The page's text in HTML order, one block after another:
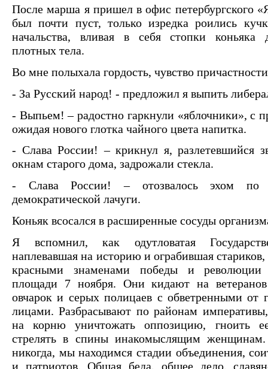
После марша я пришел в офис петербургского
был почти пуст, только изредка роились
начальства, вливая в себя стопки коньяка
плотных тела.
Во мне полыхала гордость, чувство
- За Русский народ! - предложил я выпить
- Выпьем! – радостно гаркнули «яблочники», с
ожидая нового глотка чайного цвета напитка.
- Слава России! – крикнул я, разлетевшийся
окнам старого дома, задрожали стекла.
- Слава России! – отозвалось эхом по
демократической лачуги.
Коньяк всосался в расширенные сосуды
Я вспомнил, как одутловатая
наплевавшая на историю и ограбившая стариков,
красными знаменами победы и революции
площади 7 ноября. Они кидают на ветеранов
овчарок и серых полицаев с обветренными от
лицами. Разбрасывают по районам
на корню уничтожать оппозицию, гноить
стрелять в спины инакомыслящим женщинам.
никогда, мы находимся стадии объединения,
и патриотов. Общая беда, общее дело,